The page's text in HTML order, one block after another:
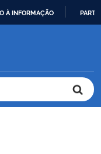
À INFORMAÇÃO